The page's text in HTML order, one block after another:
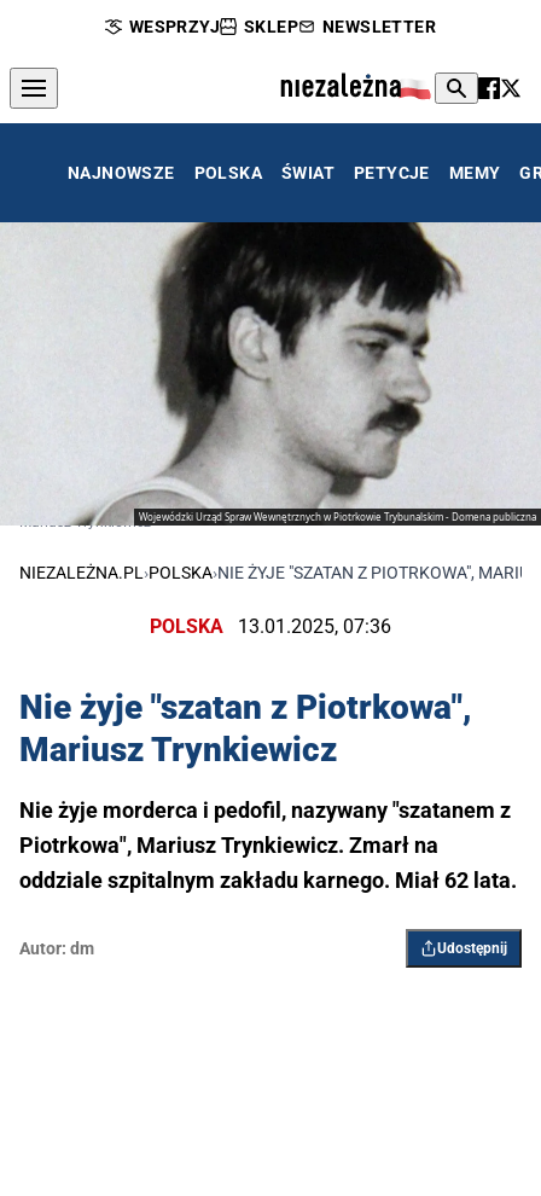
WESPRZYJ SKLEP NEWSLETTER
NAJNOWSZE POLSKA ŚWIAT PETYCJE MEMY
Wojewódzki Urząd Spraw Wewnętrznych w Piotrkowie Trybunalskim - Domena publiczna
Mariusz Trynkiewicz
NIEZALEŻNA.PL ›POLSKA›NIE ŻYJE "SZATAN Z PIOTRKOWA",
POLSKA 13.01.2025, 07:36
Nie żyje "szatan z Piotrkowa",
Mariusz Trynkiewicz
Nie żyje morderca i pedofil, nazywany "szatanem z
Piotrkowa", Mariusz Trynkiewicz. Zmarł na
oddziale szpitalnym zakładu karnego. Miał 62 lata.
Autor: dm Udostępnij